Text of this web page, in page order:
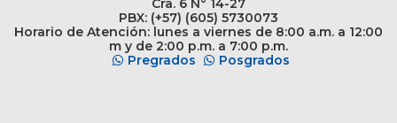
Cra. 6 N° 14-27
PBX: (+57) (605) 5730073
Horario de Atención: lunes a viernes de 8:00 a.m. a 12:00
m y de 2:00 p.m. a 7:00 p.m.
Pregrados
Posgrados